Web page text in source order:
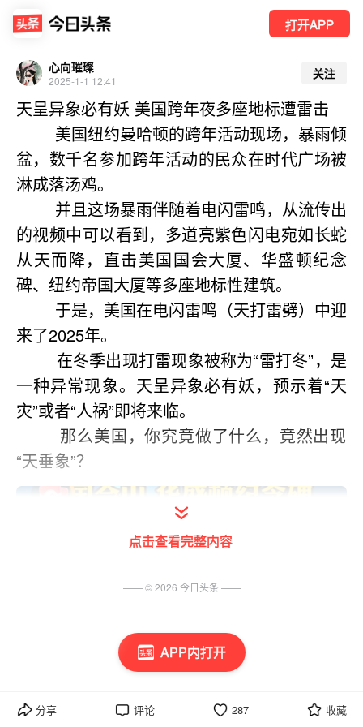
打开APP
APP内打开
心向璀璨
2025-1-1 12:41 关注
天呈异象必有妖 美国跨年夜多座地标遭雷击
盆，数千名参加跨年活动的民众在时代广场被
淋成落汤鸡。
的视频中可以看到，多道亮紫色闪电宛如长蛇
从天而降，直击美国国会大厦、华盛顿纪念
碑、纽约帝国大厦等多座地标性建筑。
来了2025年。
一种异常现象。天呈异象必有妖，预示着“天
灾”或者“人祸”即将来临。
“天垂象”？
点击查看完整内容
分享 评论 287 收藏
—— ©2026 今日头条 ——